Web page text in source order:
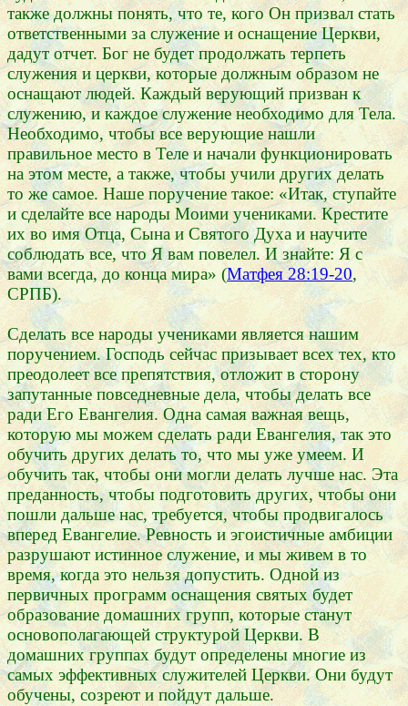
также должны понять, что те, кого Он призвал стать
ответственными за служение и оснащение Церкви,
дадут отчет. Бог не будет продолжать терпеть
служения и церкви, которые должным образом не
оснащают людей. Каждый верующий призван к
служению, и каждое служение необходимо для Тела.
Необходимо, чтобы все верующие нашли
правильное место в Теле и начали функционировать
на этом месте, а также, чтобы учили других делать
то же самое. Наше поручение такое: «Итак, ступайте
и сделайте все народы Моими учениками. Крестите
их во имя Отца, Сына и Святого Духа и научите
соблюдать все, что Я вам повелел. И знайте: Я с
вами всегда, до конца мира» (Матфея 28:19-20,
СРПБ).
Сделать все народы учениками является нашим
поручением. Господь сейчас призывает всех тех, кто
преодолеет все препятствия, отложит в сторону
запутанные повседневные дела, чтобы делать все
ради Его Евангелия. Одна самая важная вещь,
которую мы можем сделать ради Евангелия, так это
обучить других делать то, что мы уже умеем. И
обучить так, чтобы они могли делать лучше нас. Эта
преданность, чтобы подготовить других, чтобы они
пошли дальше нас, требуется, чтобы продвигалось
вперед Евангелие. Ревность и эгоистичные амбиции
разрушают истинное служение, и мы живем в то
время, когда это нельзя допустить. Одной из
первичных программ оснащения святых будет
образование домашних групп, которые станут
основополагающей структурой Церкви. В
домашних группах будут определены многие из
самых эффективных служителей Церкви. Они будут
обучены, созреют и пойдут дальше.